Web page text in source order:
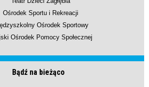
Ośrodek Sportu i Rekreacji
Ośrodek Sportowy
Ośrodek Pomocy Społecznej
Bądź na bieżąco